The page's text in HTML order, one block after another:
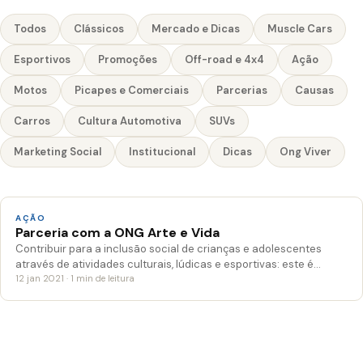
Todos Clássicos Mercado e Dicas Muscle Cars
Esportivos Promoções Off-road e 4x4 Ação
Motos Picapes e Comerciais Parcerias Causas
Carros Cultura Automotiva SUVs
Marketing Social Institucional Dicas Ong Viver
AÇÃO
Parceria com a ONG Arte e Vida
Contribuir para a inclusão social de crianças e adolescentes
através de atividades culturais, lúdicas e esportivas: este é…
12 jan 2021 · 1 min de leitura